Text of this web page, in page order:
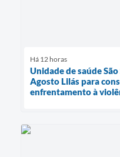
Há 12 horas
Unidade de saúde
Agosto Lilás para
enfrentamento à